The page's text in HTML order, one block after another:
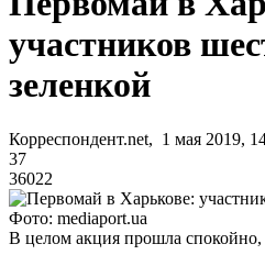
участников
зеленкой
Корреспондент.net, 1 мая 2019,
37
36022
Фото: mediaport.ua
В целом акция прошла спокойно,